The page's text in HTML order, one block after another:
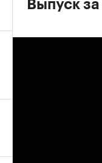
Выпуск